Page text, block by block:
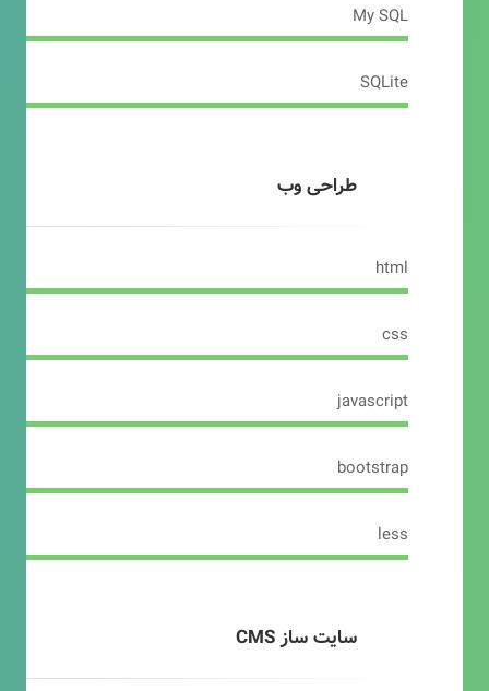
My SQL
SQLite
طراحی وب
html
css
javascript
bootstrap
less
سایت ساز CMS